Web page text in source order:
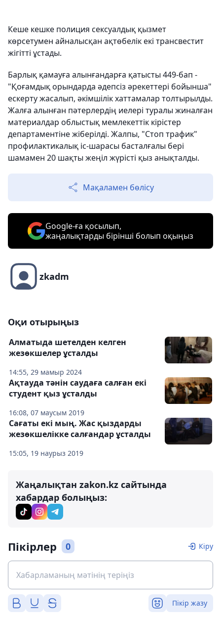
Кеше кешке полиция сексуалдық қызмет
көрсетумен айналысқан ақтөбелік екі трансвестит
жігітті ұстады.
Барлық қамауға алынғандарға қатысты 449-бап -
"Қоғамдық орындарда әдепсіз әрекеттері бойынша"
ескерту жасалып, әкімшілік хаттамалар толтырылды.
Жалға алынған пәтерлердің иелері туралы жиналған
материалдар облыстық мемлекеттік кірістер
департаментіне жіберілді. Жалпы, "Стоп трафик"
профилактикалық іс-шарасы басталғалы бері
шамамен 20 шақты жеңіл жүрісті қыз анықталды.
Мақаламен бөлісу
Google-ға қосылып,
жаңалықтарды бірінші болып оқыңыз
zkadm
Оқи отырыңыз
14:55, 29 мамыр 2024
Алматыда шетелден келген
жезөкшелер ұсталды
16:08, 07 маусым 2019
Ақтауда тәнін саудаға салған екі
студент қыз ұсталды
15:05, 19 наурыз 2019
Сағаты екі мың. Жас қыздарды
жезөкшелікке салғандар ұсталды
Жаңалықтан zakon.kz сайтында
хабардар болыңыз:
Пікірлер 0 Кіру
Пікір жазу